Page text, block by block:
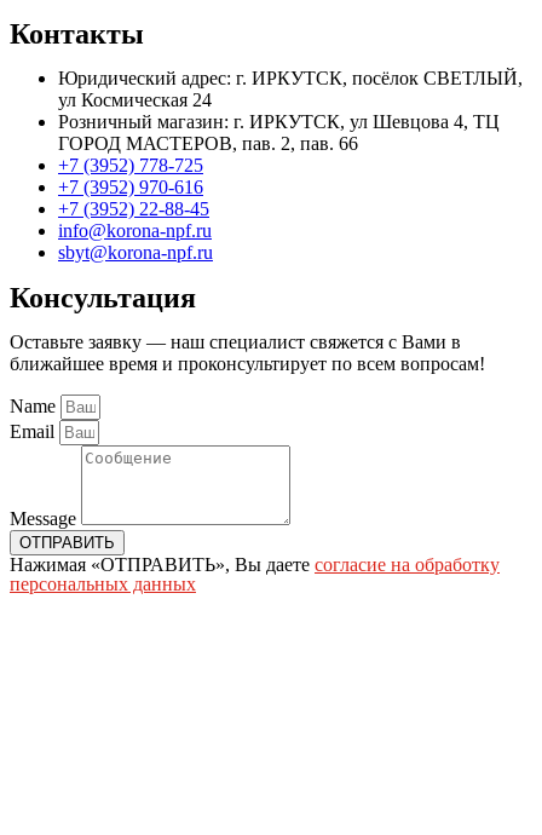
Контакты
Юридический адрес: г. ИРКУТСК, посёлок СВЕТЛЫЙ,
ул Космическая 24
Розничный магазин: г. ИРКУТСК, ул Шевцова 4, ТЦ
ГОРОД МАСТЕРОВ, пав. 2, пав. 66
+7 (3952) 778-725
+7 (3952) 970-616
+7 (3952) 22-88-45
info@korona-npf.ru
sbyt@korona-npf.ru
Консультация
Оставьте заявку — наш специалист свяжется с Вами в
ближайшее время и проконсультирует по всем вопросам!
Name
Email
Message
ОТПРАВИТЬ
Нажимая «ОТПРАВИТЬ», Вы даете согласие на обработку
персональных данных